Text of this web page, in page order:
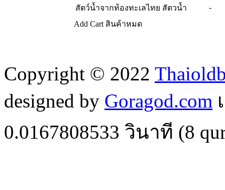
สัตว์น้ำจากท้องทะเลไทย สัตวน้ำ
-
Add Cart สินค้าหมด
Copyright © 2022
designed by Goragod.com
0.0167808533 วินาที (8